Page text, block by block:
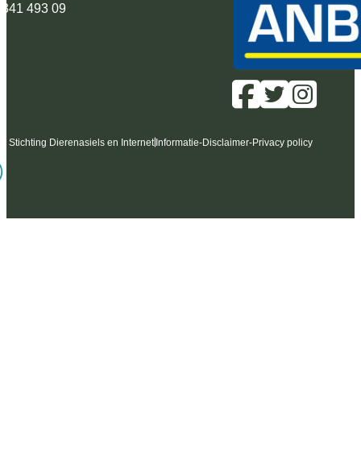
493 09
Stichting Dierenasiels en Internet Informatie-Disclaimer-Privacy policy